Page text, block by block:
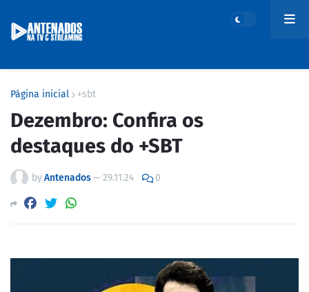
Página inicial +sbt
Dezembro: Confira os
destaques do +SBT
byAntenados—29.11.24 0